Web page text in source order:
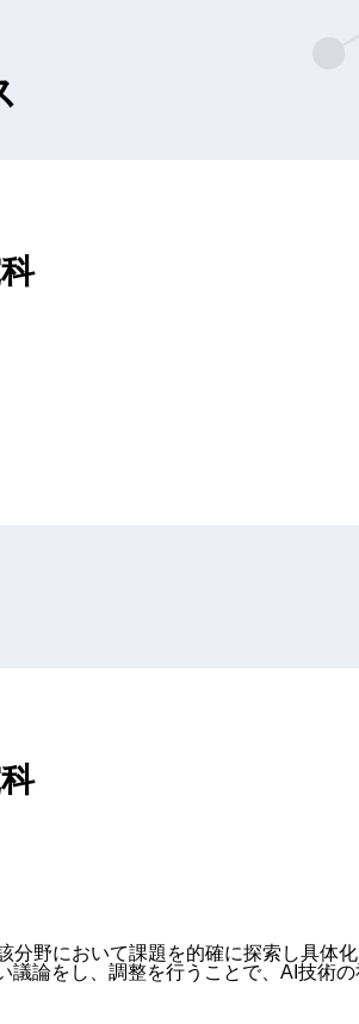
野において課題を的確に探索し具体
論をし、調整を行うことで、AI技術